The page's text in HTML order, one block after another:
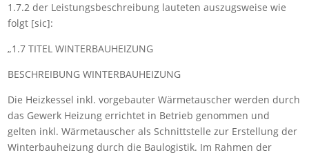
1.7.2 der Leistungsbeschreibung lauteten auszugsweise wie
folgt [sic]:
„1.7 TITEL WINTERBAUHEIZUNG
BESCHREIBUNG WINTERBAUHEIZUNG
Die Heizkessel inkl. vorgebauter Wärmetauscher werden durch
das Gewerk Heizung errichtet in Betrieb genommen und
gelten inkl. Wärmetauscher als Schnittstelle zur Erstellung der
Winterbauheizung durch die Baulogistik. Im Rahmen der